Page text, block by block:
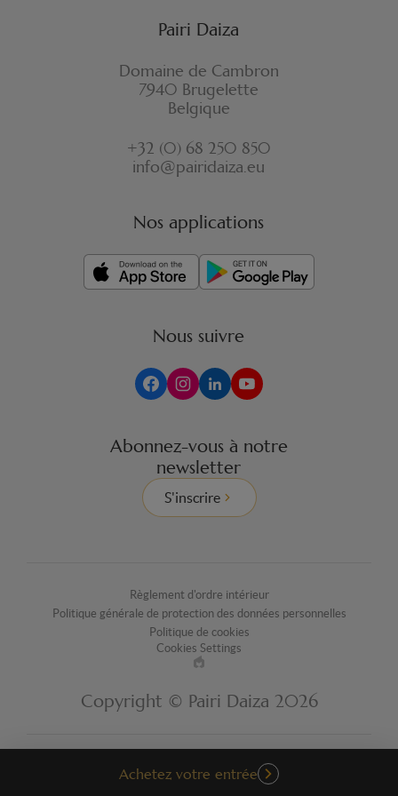
Achetez votre entrée
Pairi Daiza
Domaine de Cambron
7940 Brugelette
Belgique
+32 (0) 68 250 850
info@pairidaiza.eu
Nos applications
Nous suivre
Abonnez-vous à notre
newsletter
S'inscrire
Règlement d'ordre intérieur
Politique générale de protection des données personnelles
Politique de cookies
Cookies Settings
Made
by
Copyright © Pairi Daiza 2026